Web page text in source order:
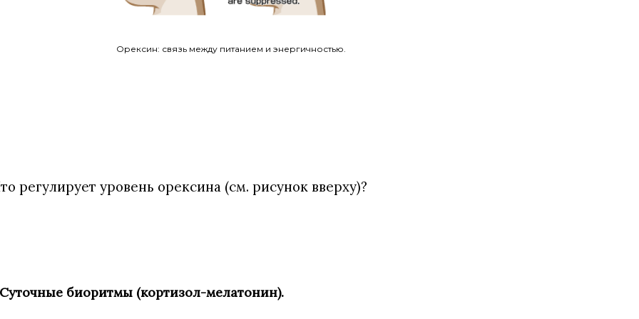
Орексин: связь между питанием и энергичностью.
регулирует уровень орексина (см. рисунок вверху)?
Суточные биоритмы (кортизол-мелатонин).